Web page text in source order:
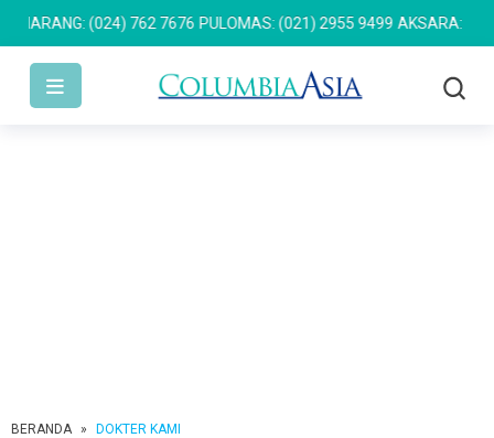
(024) 762 7676 PULOMAS: (021) 2955 9499 AKSARA: 150
BERANDA » DOKTER KAMI